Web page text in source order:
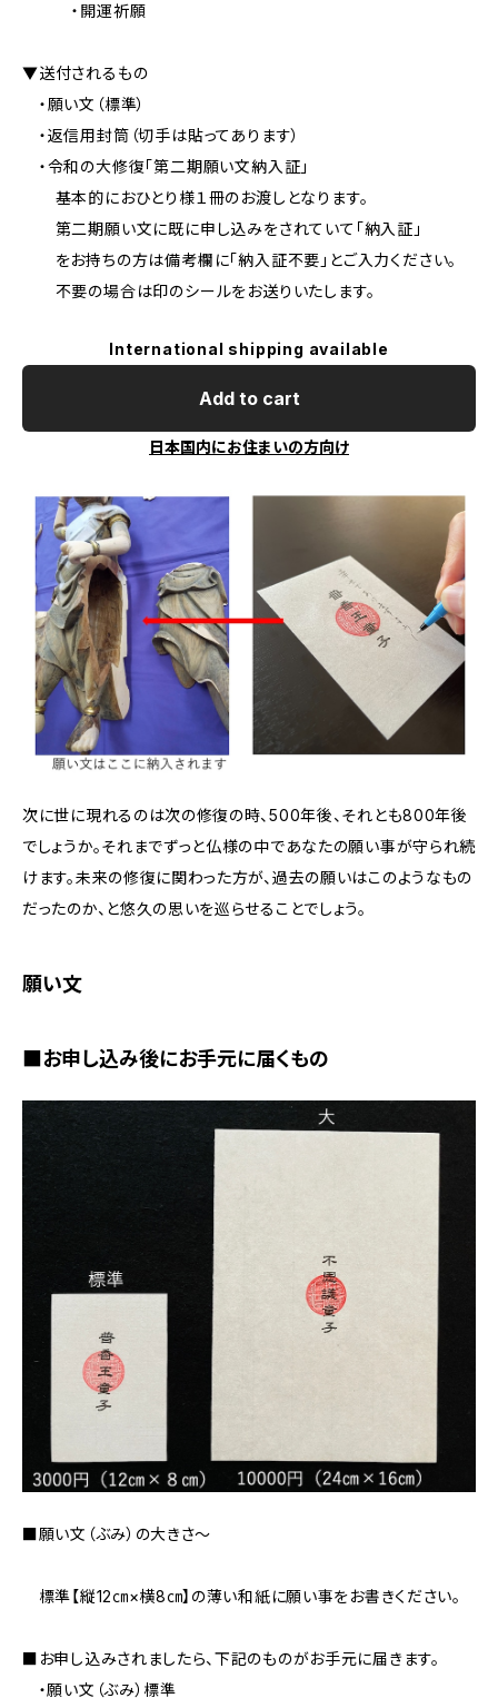
・開運祈願
▼送付されるもの
・願い文（標準）
・返信用封筒（切手は貼ってあります）
・令和の大修復「第二期願い文納入証」
基本的におひとり様１冊のお渡しとなります。
第二期願い文に既に申し込みをされていて「納入証」
をお持ちの方は備考欄に「納入証不要」とご入力ください。
不要の場合は印のシールをお送りいたします。
International shipping available
Add to cart
日本国内にお住まいの方向け
次に世に現れるのは次の修復の時、500年後、それとも800年後
でしょうか。それまでずっと仏様の中であなたの願い事が守られ続
けます。未来の修復に関わった方が、過去の願いはこのようなもの
だったのか、と悠久の思いを巡らせることでしょう。
願い文
■お申し込み後にお手元に届くもの
■願い文（ぶみ）の大きさ〜
標準【縦12㎝×横8㎝】の薄い和紙に願い事をお書きください。
■お申し込みされましたら、下記のものがお手元に届きます。
・願い文（ぶみ）標準